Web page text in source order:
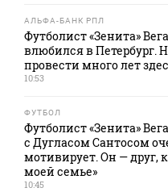
АЛЬФА-БАНК РПЛ
Футболист «Зенита»
влюбился в Петербург.
провести много лет
10:53
ФУТБОЛ
Футболист «Зенита»
с Дугласом Сантосом
мотивирует. Он — друг,
моей семье»
10:45